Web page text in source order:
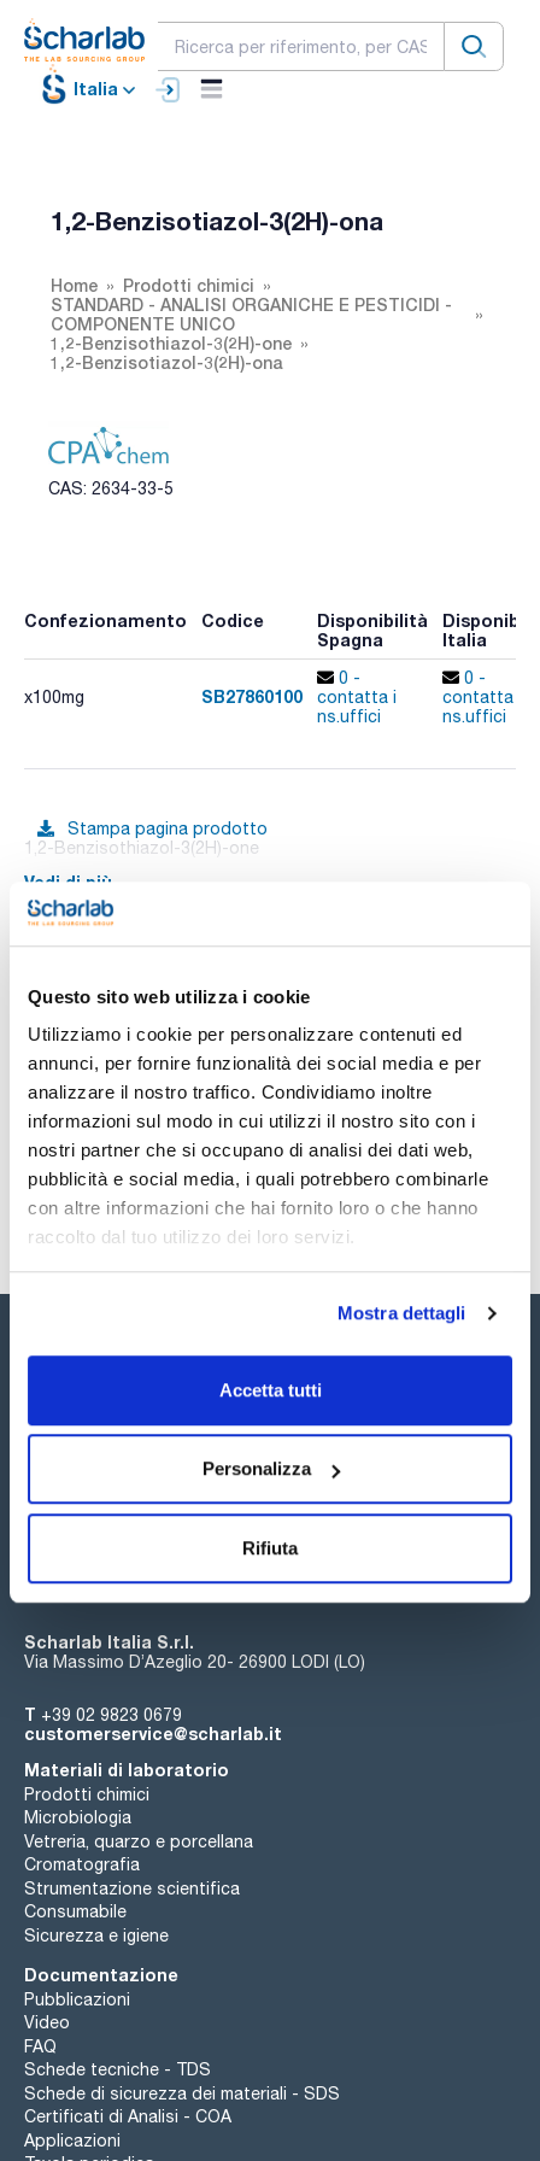
Questo sito web utilizza i cookie
Utilizziamo i cookie per personalizzare contenuti ed
annunci, per fornire funzionalità dei social media e per
analizzare il nostro traffico. Condividiamo inoltre
informazioni sul modo in cui utilizzi il nostro sito con i
nostri partner che si occupano di analisi dei dati web,
pubblicità e social media, i quali potrebbero combinarle
con altre informazioni che hai fornito loro o che hanno
raccolto dal tuo utilizzo dei loro servizi.
Mostra dettagli
Accetta tutti
Personalizza
Rifiuta
Italia
1,2-Benzisotiazol-3(2H)-ona
Home
Prodotti chimici
STANDARD - ANALISI ORGANICHE E PESTICIDI -
COMPONENTE UNICO
1,2-Benzisothiazol-3(2H)-one
1,2-Benzisotiazol-3(2H)-ona
CAS: 2634-33-5
Confezionamento Codice
Disponibilità
Spagna
Italia
x100mg SB27860100
0 -
contatta i
ns.uffici
0 -
contatta i
ns.uffici
Stampa pagina prodotto
1,2-Benzisothiazol-3(2H)-one
Vedi di più
Documentazione tecnica
TDS / Scheda tecnica
Registrati per i download
Registrati per i download
Sicurezza
Registrati per i download
Iscriviti alla Newsletter
Scharlab Italia S.r.l.
Via Massimo D’Azeglio 20- 26900 LODI (LO)
T +39 02 9823 0679
customerservice@scharlab.it
Materiali di laboratorio
Prodotti chimici
Microbiologia
Vetreria, quarzo e porcellana
Cromatografia
Strumentazione scientifica
Consumabile
Sicurezza e igiene
Documentazione
Pubblicazioni
Video
FAQ
Schede tecniche - TDS
Schede di sicurezza dei materiali - SDS
Certificati di Analisi - COA
Applicazioni